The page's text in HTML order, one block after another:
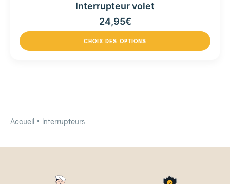
Interrupteur volet
24,95€
CHOIX DES OPTIONS
Accueil Interrupteurs